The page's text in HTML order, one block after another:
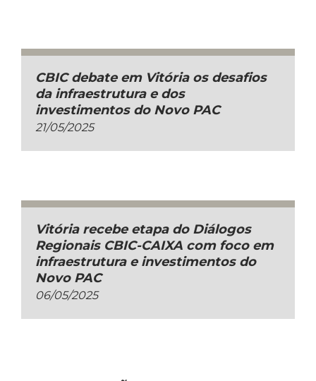
CBIC debate em Vitória os desafios
da infraestrutura e dos
investimentos do Novo PAC
21/05/2025
Vitória recebe etapa do Diálogos
Regionais CBIC-CAIXA com foco em
infraestrutura e investimentos do
Novo PAC
06/05/2025